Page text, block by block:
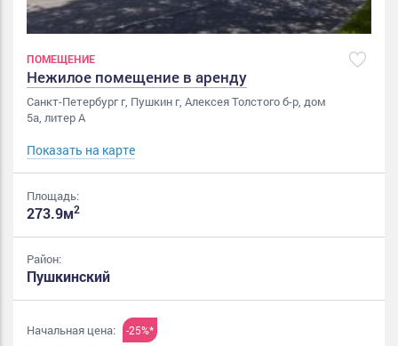
ПОМЕЩЕНИЕ
Нежилое помещение в аренду
Санкт-Петербург г, Пушкин г, Алексея Толстого б-р, дом
5а, литер А
Показать на карте
Площадь:
273.9м2
Район:
Пушкинский
Начальная цена: -25%*